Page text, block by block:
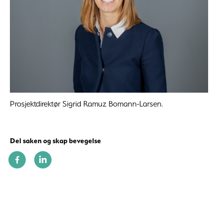
Prosjektdirektør Sigrid Ramuz Bomann-Larsen.
Del saken og skap bevegelse